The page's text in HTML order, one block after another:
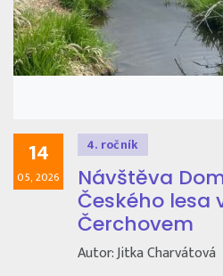
14
05, 2026
4. ročník
Návštěva
Českého lesa
Čerchovem
Autor: Jitka Charvátová